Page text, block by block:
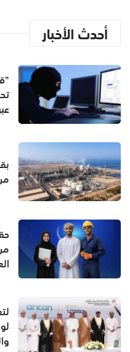
أحدث الأخبار